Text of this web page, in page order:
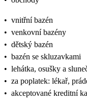
• vnitřní bazén
• venkovní bazény
• dětský bazén
• bazén se skluzavkami
• lehátka, osušky a
• za poplatek: lékař,
• akceptované kreditní